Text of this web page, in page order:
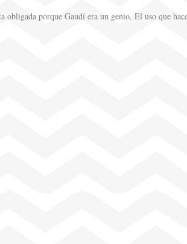
porque Gaudí era un genio. El uso que